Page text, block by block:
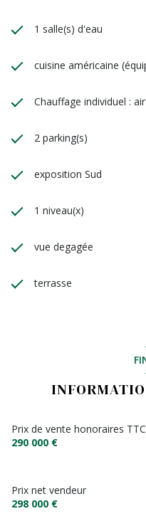
1 salle(s) d'eau
cuisine américaine
Chauffage individuel :
2 parking(s)
exposition Sud
1 niveau(x)
vue degagée
terrasse
Prix de vente honoraires
290 000 €
Prix net vendeur
298 000 €